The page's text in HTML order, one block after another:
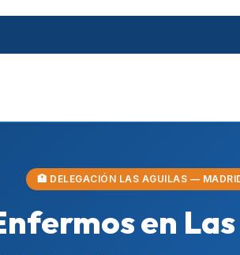
🏥 DELEGACIÓN LAS AGUILAS —
en